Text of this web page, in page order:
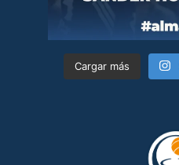
Cargar más